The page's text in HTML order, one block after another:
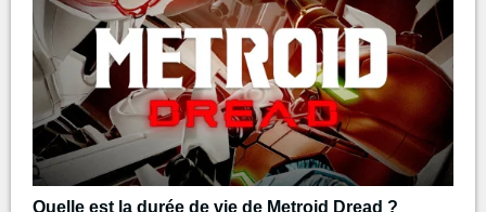
Quelle est la durée de vie de Metroid Dread ?